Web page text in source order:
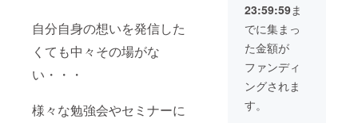
自分自身の想いを発信した
くても中々その場がな
い・・・
様々な勉強会やセミナーに
23:59:59ま
でに集まっ
た金額が
ファンディ
ングされま
す。